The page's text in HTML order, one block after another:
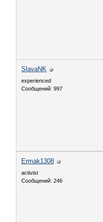
SlavaNK
experienced
Сообщений: 997
Ermak1308
activist
Сообщений: 246